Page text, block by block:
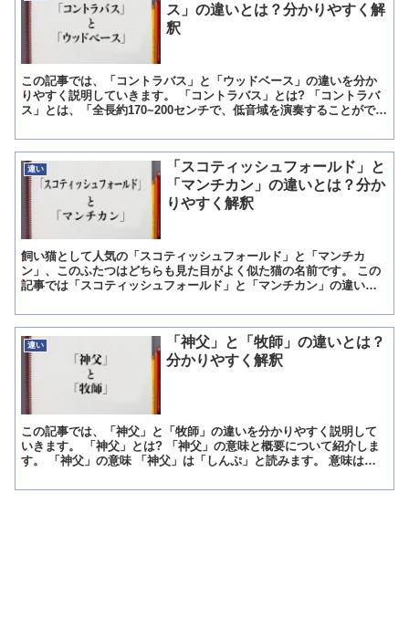
ス」の違いとは？分かりやすく解
釈
この記事では、「コントラバス」と「ウッドベース」の違いを分か
りやすく説明していきます。 「コントラバス」とは? 「コントラバ
ス」とは、「全長約170~200センチで、低音域を演奏することができ
違い
「スコティッシュフォールド」と
「マンチカン」の違いとは？分か
りやすく解釈
飼い猫として人気の「スコティッシュフォールド」と「マンチカ
ン」、このふたつはどちらも見た目がよく似た猫の名前です。 この
記事では「スコティッシュフォールド」と「マンチカン」の違いに
違い
「神父」と「牧師」の違いとは？
分かりやすく解釈
この記事では、「神父」と「牧師」の違いを分かりやすく説明して
いきます。 「神父」とは? 「神父」の意味と概要について紹介しま
す。 「神父」の意味 「神父」は「しんぷ」と読みます。 意味は